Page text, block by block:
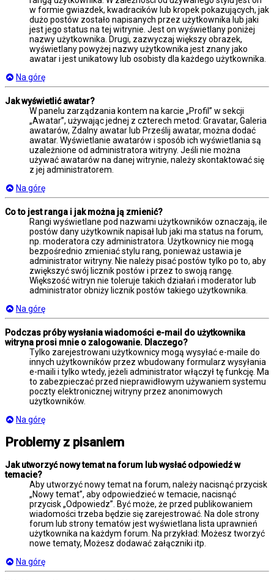
w formie gwiazdek, kwadracików lub kropek pokazujących, jak
dużo postów zostało napisanych przez użytkownika lub jaki
jest jego status na tej witrynie. Jest on wyświetlany poniżej
nazwy użytkownika. Drugi, zazwyczaj większy obrazek,
wyświetlany powyżej nazwy użytkownika jest znany jako
awatar i jest unikatowy lub osobisty dla każdego użytkownika.
Na górę
Jak wyświetlić awatar?
W panelu zarządzania kontem na karcie „Profil” w sekcji
„Awatar”, używając jednej z czterech metod: Gravatar, Galeria
awatarów, Zdalny awatar lub Prześlij awatar, można dodać
awatar. Wyświetlanie awatarów i sposób ich wyświetlania są
uzależnione od administratora witryny. Jeśli nie można
używać awatarów na danej witrynie, należy skontaktować się
z jej administratorem.
Na górę
Co to jest ranga i jak można ją zmienić?
Rangi wyświetlane pod nazwami użytkowników oznaczają, ile
postów dany użytkownik napisał lub jaki ma status na forum,
np. moderatora czy administratora. Użytkownicy nie mogą
bezpośrednio zmieniać stylu rang, ponieważ ustawia je
administrator witryny. Nie należy pisać postów tylko po to, aby
zwiększyć swój licznik postów i przez to swoją rangę.
Większość witryn nie toleruje takich działań i moderator lub
administrator obniży licznik postów takiego użytkownika.
Na górę
Podczas próby wysłania wiadomości e-mail do użytkownika
witryna prosi mnie o zalogowanie. Dlaczego?
Tylko zarejestrowani użytkownicy mogą wysyłać e-maile do
innych użytkowników przez wbudowany formularz wysyłania
e-maili i tylko wtedy, jeżeli administrator włączył tę funkcję. Ma
to zabezpieczać przed nieprawidłowym używaniem systemu
poczty elektronicznej witryny przez anonimowych
użytkowników.
Na górę
Problemy z pisaniem
Jak utworzyć nowy temat na forum lub wysłać odpowiedź w
temacie?
Aby utworzyć nowy temat na forum, należy nacisnąć przycisk
„Nowy temat”, aby odpowiedzieć w temacie, nacisnąć
przycisk „Odpowiedz”. Być może, że przed publikowaniem
wiadomości trzeba będzie się zarejestrować. Na dole strony
forum lub strony tematów jest wyświetlana lista uprawnień
użytkownika na każdym forum. Na przykład: Możesz tworzyć
nowe tematy, Możesz dodawać załączniki itp.
Na górę